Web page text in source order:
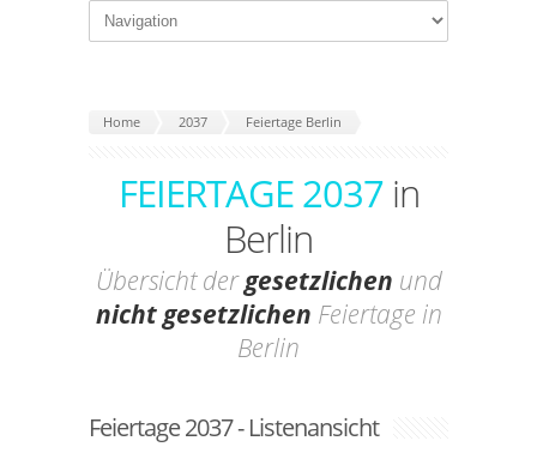
Home 2037 Feiertage Berlin
FEIERTAGE 2037in
Berlin
Übersicht dergesetzlichen und
nicht gesetzlichen Feiertage in
Berlin
Feiertage 2037 - Listenansicht